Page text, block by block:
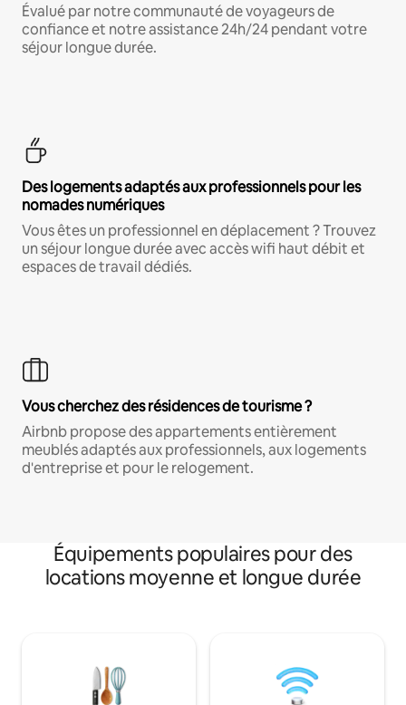
Évalué par notre communauté de voyageurs de
confiance et notre assistance 24h/24 pendant votre
séjour longue durée.
Des logements adaptés aux professionnels pour les
nomades numériques
Vous êtes un professionnel en déplacement ? Trouvez
un séjour longue durée avec accès wifi haut débit et
espaces de travail dédiés.
Vous cherchez des résidences de tourisme ?
Airbnb propose des appartements entièrement
meublés adaptés aux professionnels, aux logements
d'entreprise et pour le relogement.
Équipements populaires pour des
locations moyenne et longue durée